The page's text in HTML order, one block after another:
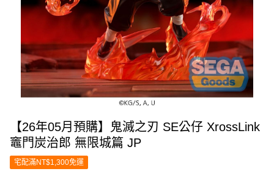
【26年05月預購】鬼滅之刃 SE公仔 XrossLink
竈門炭治郎 無限城篇 JP
宅配滿NT$1,300免運